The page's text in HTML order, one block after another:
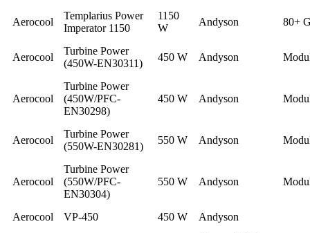
Aerocool
Templarius Power
Imperator 1150
1150
W
Andyson 80+
Aerocool
Turbine Power
(450W-EN30311)
450 W Andyson
Aerocool
Turbine Power
(450W/PFC-
EN30298)
450 W Andyson
Aerocool
Turbine Power
(550W-EN30281)
550 W Andyson
Aerocool
Turbine Power
(550W/PFC-
EN30304)
550 W Andyson
Aerocool VP-450 450 W Andyson